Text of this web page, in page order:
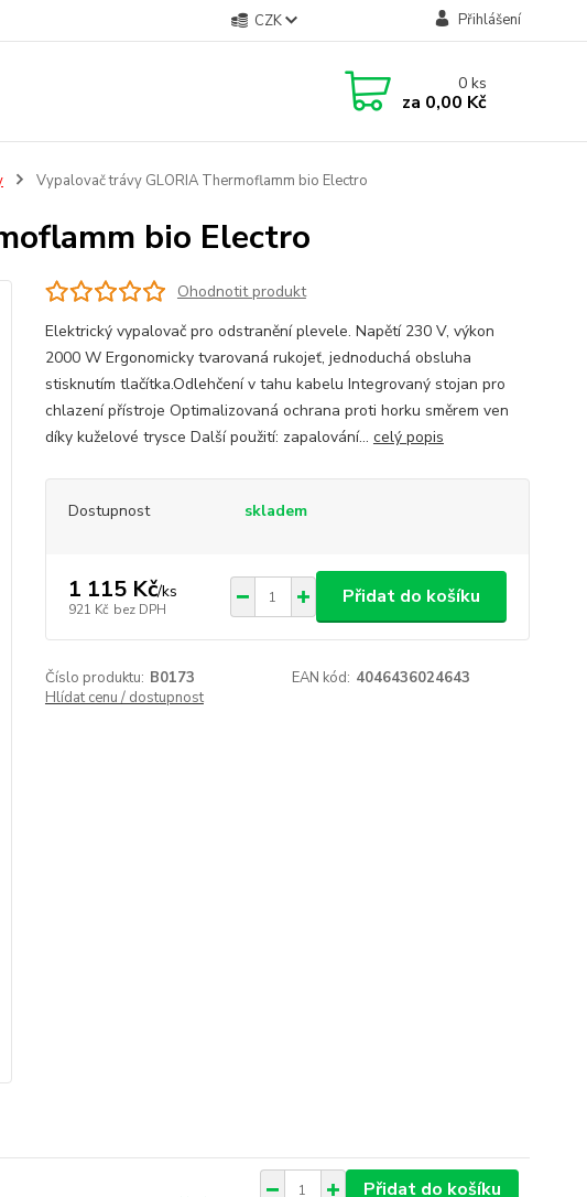
CZK Přihlášení
0ks
za 0,00 Kč
Vypalovač trávy GLORIA Thermoflamm bio Electro
bio Electro
Ohodnotit produkt
Elektrický vypalovač pro odstranění plevele. Napětí 230 V, výkon
2000 W Ergonomicky tvarovaná rukojeť, jednoduchá obsluha
stisknutím tlačítka.Odlehčení v tahu kabelu Integrovaný stojan pro
chlazení přístroje Optimalizovaná ochrana proti horku směrem ven
díky kuželové trysce Další použití: zapalování... celý popis
Dostupnost skladem
1 115 Kč/ks
921 Kč bez DPH
Přidat do košíku
Číslo produktu: B0173 EAN kód: 4046436024643
Hlídat cenu / dostupnost
Přidat do košíku